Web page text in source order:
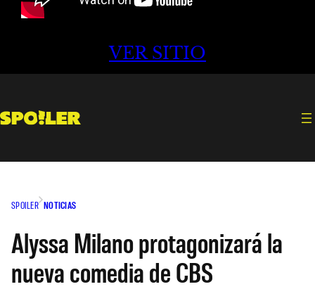
VER SITIO
SPOILER NOTICIAS
Alyssa Milano protagonizará la
nueva comedia de CBS